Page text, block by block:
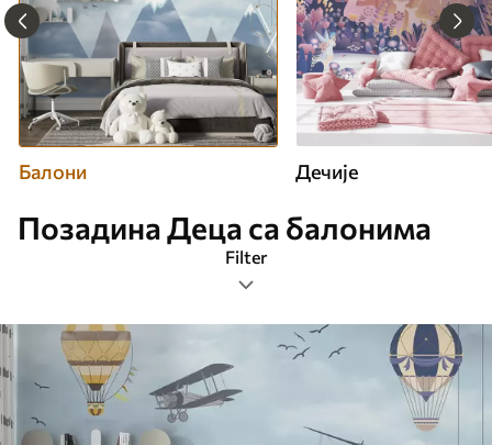
Балони Дечије
Позадина Деца са балонима
Filter
Ознаке
Формат слике